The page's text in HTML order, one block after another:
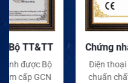
Chứng nhận CE quốc tế
Điện thoại vệ tinh đạt tiêu
chuẩn chất lượng quốc tế